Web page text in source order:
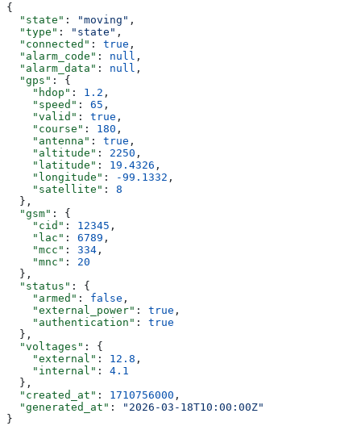
{
  "state"
: "moving" ,
  "type"
: "state" ,
  "connected"
: true ,
  "alarm_code"
: null ,
  "alarm_data"
: null ,
  "gps"
: {
    "hdop"
: 1.2 ,
    "speed"
: 65 ,
    "valid"
: true ,
    "course"
: 180 ,
    "antenna"
: true ,
    "altitude"
: 2250 ,
    "latitude"
: 19.4326 ,
    "longitude"
: -99.1332 ,
    "satellite"
: 8
  },
  "gsm"
: {
    "cid"
: 12345 ,
    "lac"
: 6789 ,
    "mcc"
: 334 ,
    "mnc"
: 20
  },
  "status"
: {
    "armed"
: false ,
    "external_power"
: true ,
    "authentication"
: true
  },
  "voltages"
: {
    "external"
: 12.8 ,
    "internal"
: 4.1
  },
  "created_at"
: 1710756000 ,
  "generated_at"
:
"2026-03-18T10:00:00Z"
}